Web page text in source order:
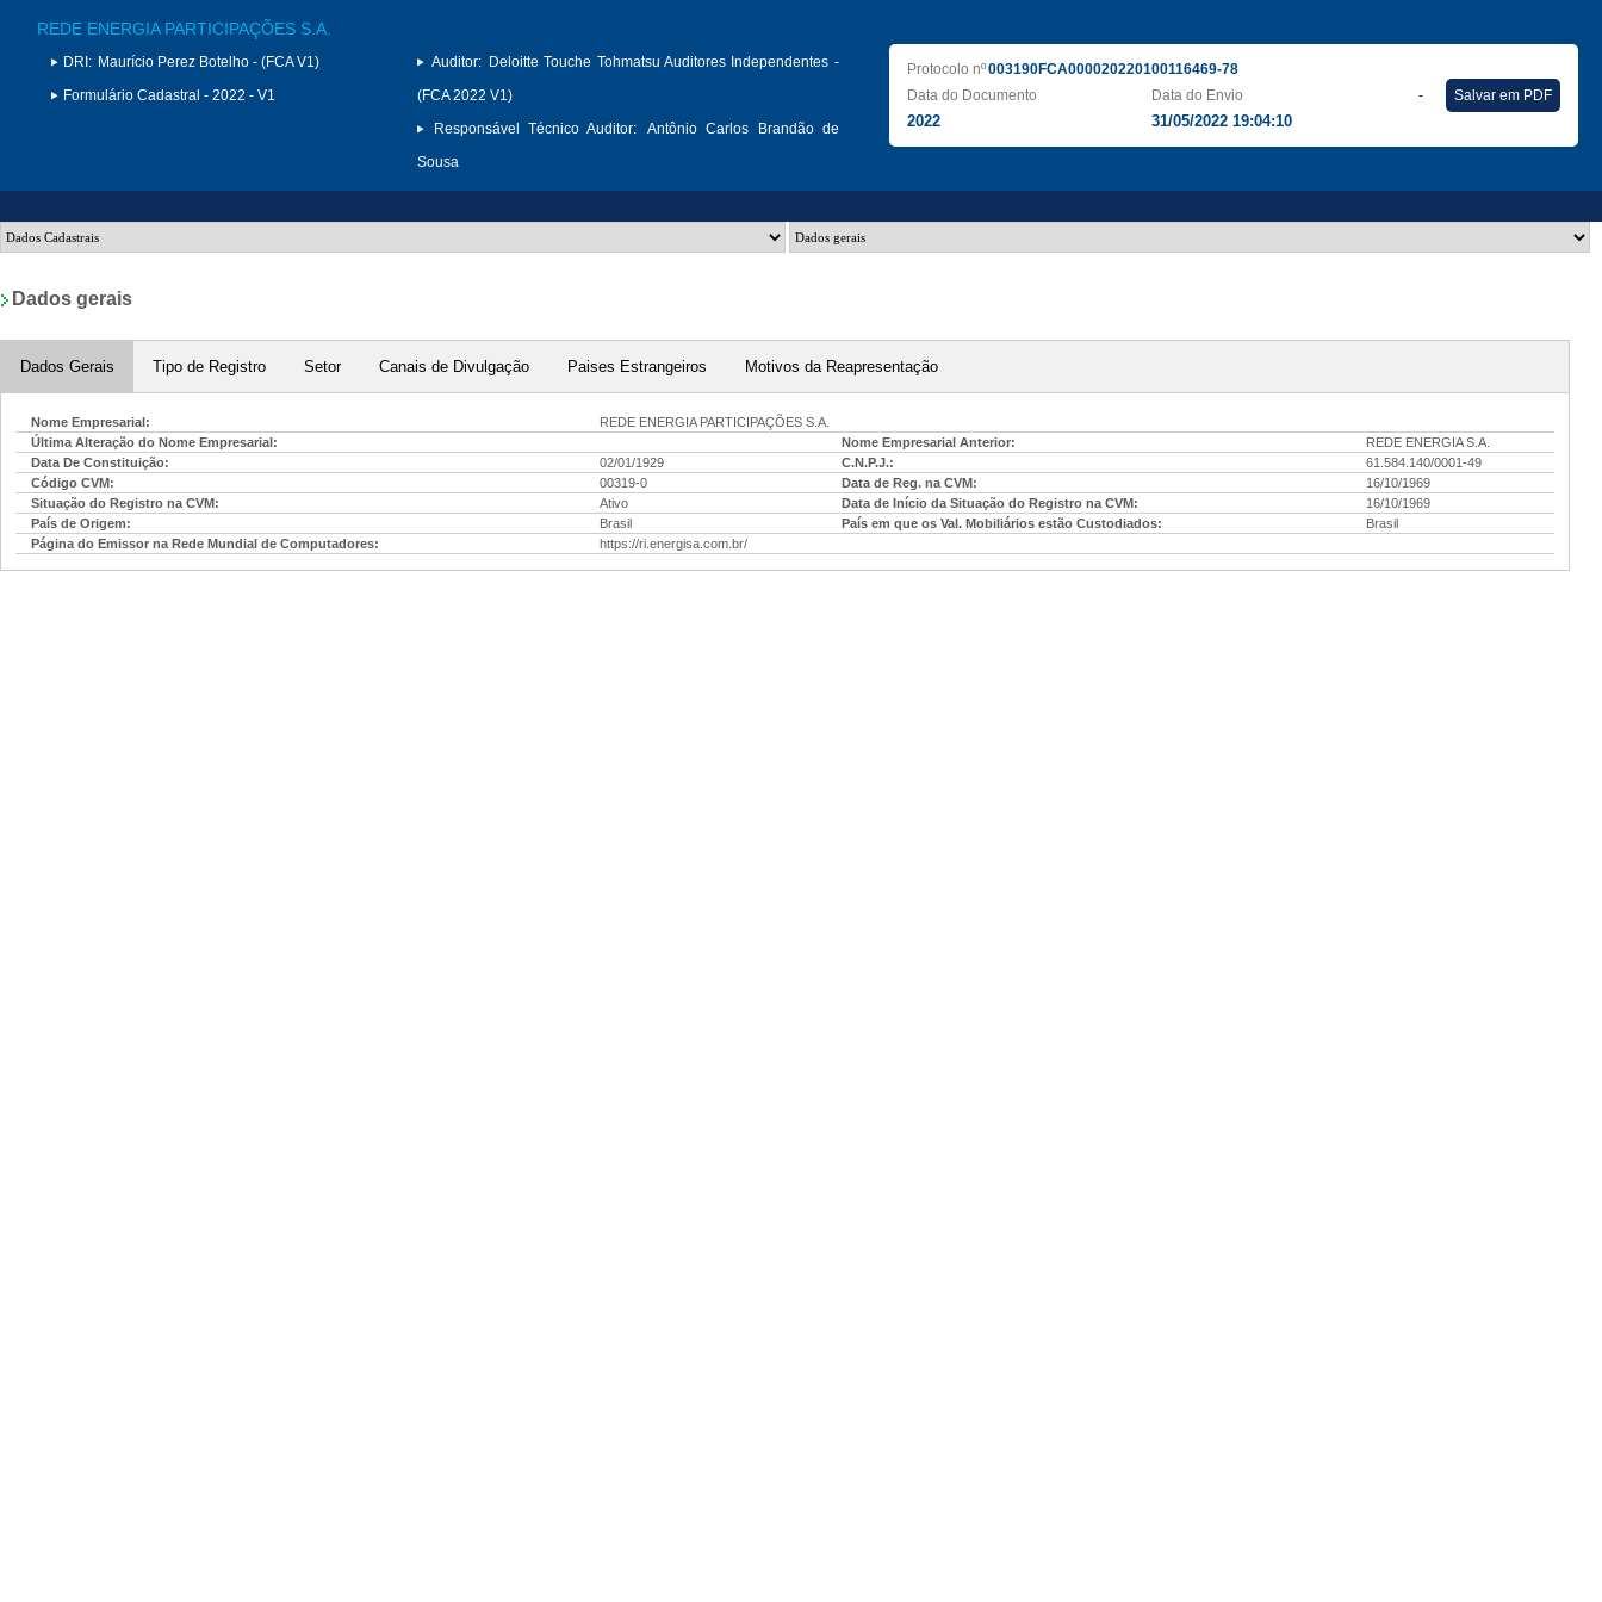
REDE ENERGIA PARTICIPAÇÕES S.A.
DRI: Maurício Perez Botelho - (FCA V1)
Formulário Cadastral - 2022 - V1
Auditor:
Deloitte Touche Tohmatsu Auditores Independentes -
(FCA 2022 V1)
Responsável Técnico Auditor:
Antônio Carlos Brandão de
Sousa
Protocolo nº003190FCA000020220100116469-78
Data do Documento
2022
Data do Envio
31/05/2022 19:04:10
- Salvar em PDF